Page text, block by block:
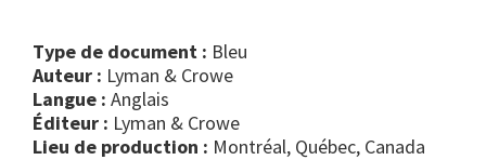
Type de document :
bleu
Auteur : Lyman & Crowe
Langue : Anglais
Éditeur : Lyman & Crowe
Lieu de production : Montréal, Québec, Canada